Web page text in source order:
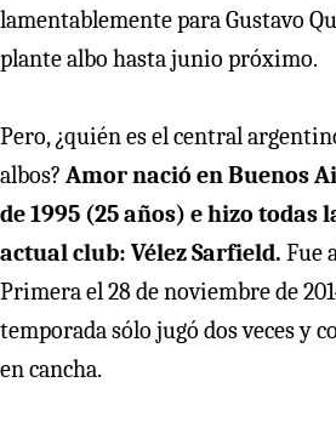
lamentablemente para Gustavo
plante albo hasta junio próximo.
Pero, ¿quién es el central
albos? Amor nació en Buenos
de 1995 (25 años) e hizo todas
actual club: Vélez Sarfield. Fue
Primera el 28 de noviembre de
temporada sólo jugó dos veces y
en cancha.